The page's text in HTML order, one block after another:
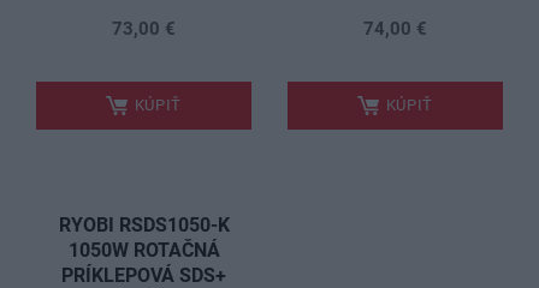
73,00 €
KÚPIŤ
74,00 €
KÚPIŤ
RYOBI RSDS1050-K
1050W ROTAČNÁ
PRÍKLEPOVÁ SDS+